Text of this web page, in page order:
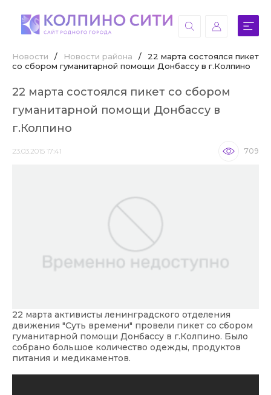
Новости / Новости района /
22 марта состоялся пикет
со сбором гуманитарной помощи Донбассу в г.Колпино
22 марта состоялся пикет со сбором
гуманитарной помощи Донбассу в
г.Колпино
23.03.2015 17:41 709
22 марта активисты ленинградского отделения
движения "Суть времени" провели пикет со сбором
гуманитарной помощи Донбассу в г.Колпино. Было
собрано большое количество одежды, продуктов
питания и медикаментов.